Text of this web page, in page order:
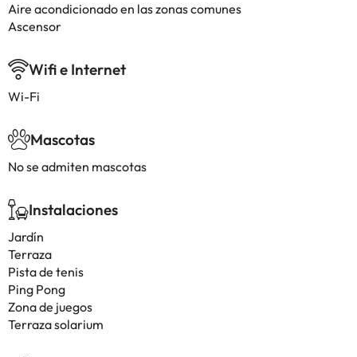
Aire acondicionado en las zonas comunes
Ascensor
Wifi e Internet
Wi-Fi
Mascotas
No se admiten mascotas
Instalaciones
Jardín
Terraza
Pista de tenis
Ping Pong
Zona de juegos
Terraza solarium